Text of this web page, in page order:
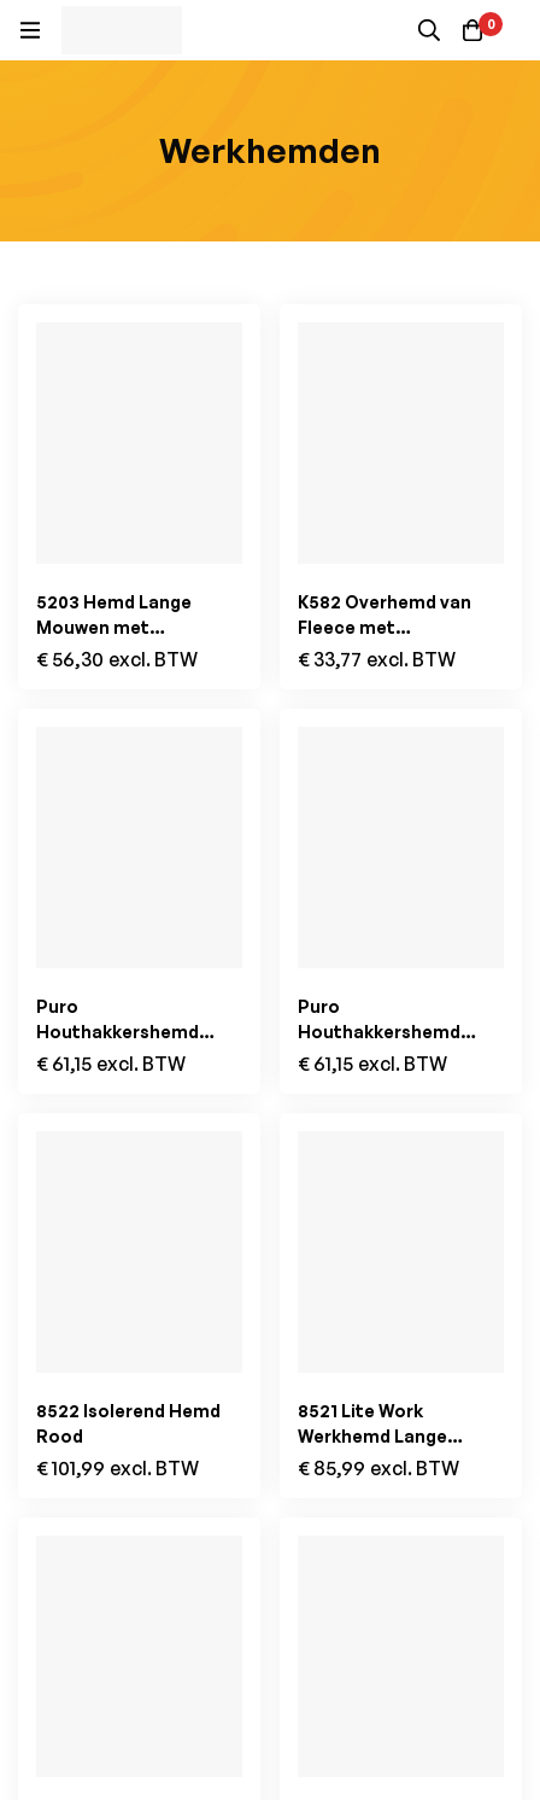
0
Werkhemden
5203 Hemd Lange
Mouwen met
Drukknopen Zwart
€ 56,30 excl. BTW
K582 Overhemd van
Fleece met
Sherpavoering Navy /
€ 33,77 excl. BTW
Puro
Houthakkershemd
Flannel Khaki/Zwart
€ 61,15 excl. BTW
Puro
Houthakkershemd
Flannel Rood/Zwart
€ 61,15 excl. BTW
8522 Isolerend Hemd
Rood
€101,99 excl. BTW
8521 Lite Work
Werkhemd Lange
Mouwen Zwart
€ 85,99 excl. BTW